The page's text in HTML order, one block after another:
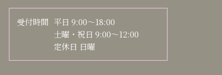
受付時間 平日 9:00～18:00
土曜・祝日 9:00～12:00
定休日 日曜